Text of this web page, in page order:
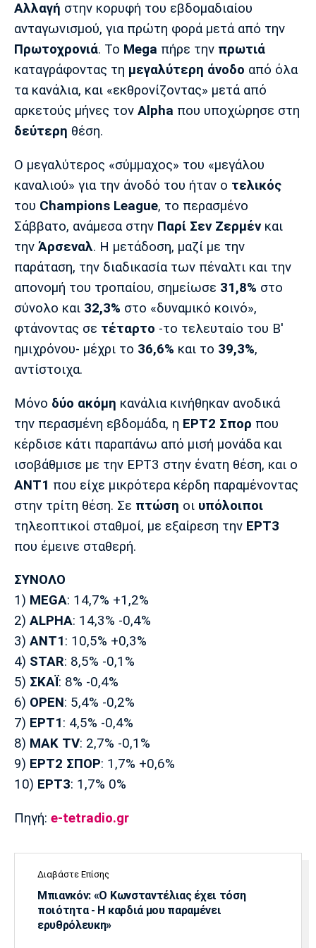
Πολιτισμός
Τραγούδια
Cine Spot
Running
Media
Παρασκήνιο
Πρόγραμμα TV
Κηφισιά Πανσερραϊκός
Μπαρτσελόνα
Μαδρίτης
Ατλέτικο
Μαδρίτης
Μάντσεστερ
Γιουνάιτεντ
Τσέλσι
Σίτι
Γιουβέντους
Ίντερ Μίλαν Μπάγερν
Μπορούσια
Ντόρτμουντ
Παρί Σεν
Ζερμέν
Μαρσέιγ
Πόρτο
Αλλαγή στην κορυφή του εβδομαδιαίου
ανταγωνισμού, για πρώτη φορά μετά από την
Πρωτοχρονιά. Το Mega πήρε την πρωτιά
καταγράφοντας τη μεγαλύτερη άνοδο από όλα
τα κανάλια, και «εκθρονίζοντας» μετά από
αρκετούς μήνες τον Alpha που υποχώρησε στη
δεύτερη θέση.
Ο μεγαλύτερος «σύμμαχος» του «μεγάλου
καναλιού» για την άνοδό του ήταν ο τελικός
του Champions League, το περασμένο
Σάββατο, ανάμεσα στην Παρί Σεν Ζερμένκαι
την Άρσεναλ. Η μετάδοση, μαζί με την
παράταση, την διαδικασία των πέναλτι και την
απονομή του τροπαίου, σημείωσε 31,8% στο
σύνολο και 32,3% στο «δυναμικό κοινό»,
φτάνοντας σε τέταρτο -το τελευταίο του Β'
ημιχρόνου- μέχρι το 36,6% και το 39,3%,
αντίστοιχα.
Μόνο δύο ακόμη κανάλια κινήθηκαν ανοδικά
την περασμένη εβδομάδα, η ΕΡΤ2 Σπορ που
κέρδισε κάτι παραπάνω από μισή μονάδα και
ισοβάθμισε με την ΕΡΤ3 στην ένατη θέση, και ο
ΑΝΤ1 που είχε μικρότερα κέρδη παραμένοντας
στην τρίτη θέση. Σε πτώση οι υπόλοιποι
τηλεοπτικοί σταθμοί, με εξαίρεση την ΕΡΤ3
που έμεινε σταθερή.
ΣΥΝΟΛΟ
1) MEGA: 14,7% +1,2%
2) ALPHA: 14,3% -0,4%
3) ΑΝΤ1: 10,5% +0,3%
4) STAR: 8,5% -0,1%
5) ΣΚΑΪ: 8% -0,4%
6) OPEN: 5,4% -0,2%
7) ΕΡΤ1: 4,5% -0,4%
8) ΜΑΚ TV: 2,7% -0,1%
9) ΕΡΤ2 ΣΠΟΡ: 1,7% +0,6%
10) ΕΡΤ3: 1,7% 0%
Πηγή: e-tetradio.gr
Διαβάστε Επίσης
Μπιανκόν: «Ο Κωνσταντέλιας έχει τόση
ποιότητα - Η καρδιά μου παραμένει
ερυθρόλευκη»